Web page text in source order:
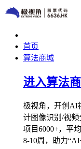
首页
算法商城
进入算法
极视角，开创AI
计图像识别/视频
项目6000+，平
8-10周，助力